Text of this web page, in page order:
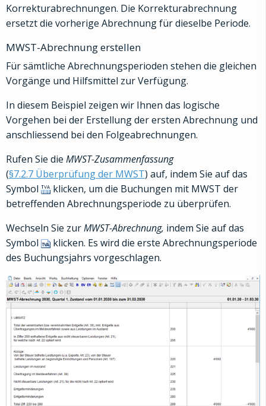
Korrekturabrechnungen. Die Korrekturabrechnung
ersetzt die vorherige Abrechnung für dieselbe Periode.
MWST-Abrechnung erstellen
Für sämtliche Abrechnungsperioden stehen die gleichen
Vorgänge und Hilfsmittel zur Verfügung.
In diesem Beispiel zeigen wir Ihnen das logische
Vorgehen bei der Erstellung der ersten Abrechnung und
anschliessend bei den Folgeabrechnungen.
Rufen Sie die MWST-Zusammenfassung
(§7.2.7 Überprüfung der MWST) auf, indem Sie auf das
Symbol
klicken, um die Buchungen mit MWST der
betreffenden Abrechnungsperiode zu überprüfen.
Wechseln Sie zurMWST-Abrechnung, indem Sie auf das
Symbol
klicken. Es wird die erste Abrechnungsperiode
des Buchungsjahrs vorgeschlagen.